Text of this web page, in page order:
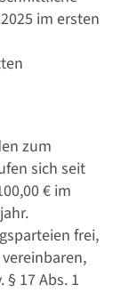
im ersten
zum
sich seit
€ im
frei,
17 Abs. 1